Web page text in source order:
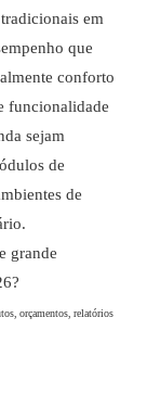
em
que
conforto
funcionalidade
sejam
de
de
grande
orçamentos, relatórios